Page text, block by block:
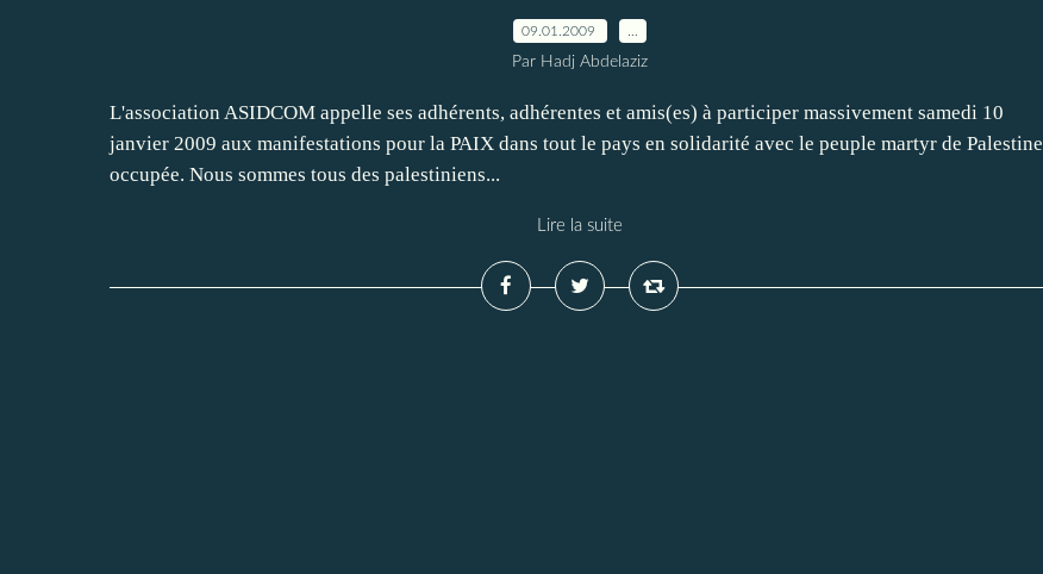
09.01.2009
Par Hadj Abdelaziz
L'association ASIDCOM appelle ses adhérents, adhérentes et amis(es) à participer massivement samedi 10
janvier 2009 aux manifestations pour la PAIX dans tout le pays en solidarité avec le peuple martyr de Palestine
occupée. Nous sommes tous des palestiniens...
Lire la suite